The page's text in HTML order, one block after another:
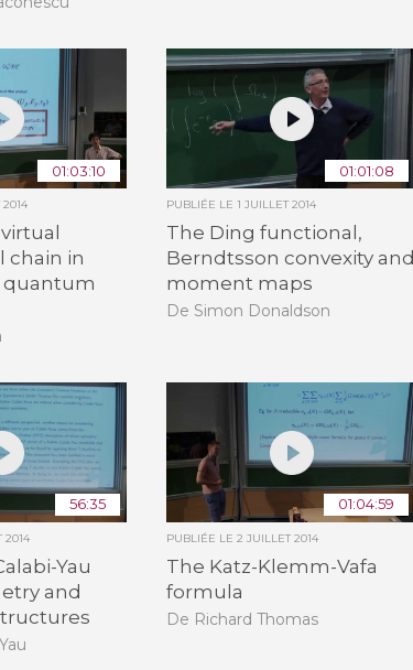
01:03:10
2014
chain in
quantum
01:01:08
PUBLIÉE LE1 JUILLET 2014
The Ding functional,
Berndtsson convexity and
moment maps
De Simon Donaldson
56:35
2014
Yau
and
01:04:59
PUBLIÉE LE2 JUILLET 2014
The Katz-Klemm-Vafa
formula
De Richard Thomas